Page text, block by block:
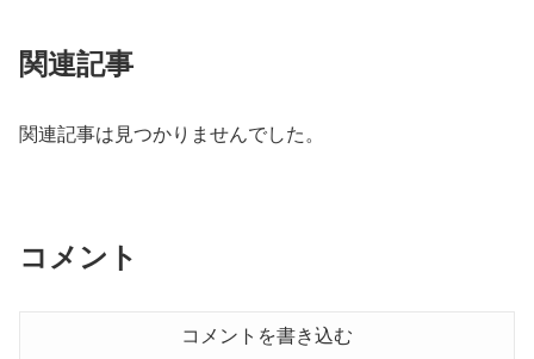
関連記事
関連記事は見つかりませんでした。
コメント
コメントを書き込む